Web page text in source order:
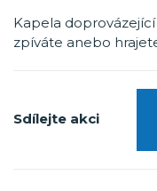
Kapela
zpíváte anebo
Sdílejte akci